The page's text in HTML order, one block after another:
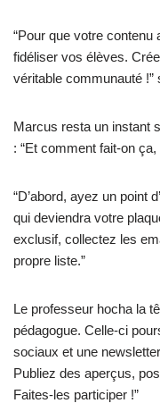
“Pour que votre
fidéliser vos élèves.
véritable communauté !”
Marcus resta un instant
: “Et comment fait-on
“D’abord, ayez un point
qui deviendra votre
exclusif, collectez les
propre liste.”
Le professeur hocha la
pédagogue. Celle-ci
sociaux et une
Publiez des aperçus,
Faites-les participer !”